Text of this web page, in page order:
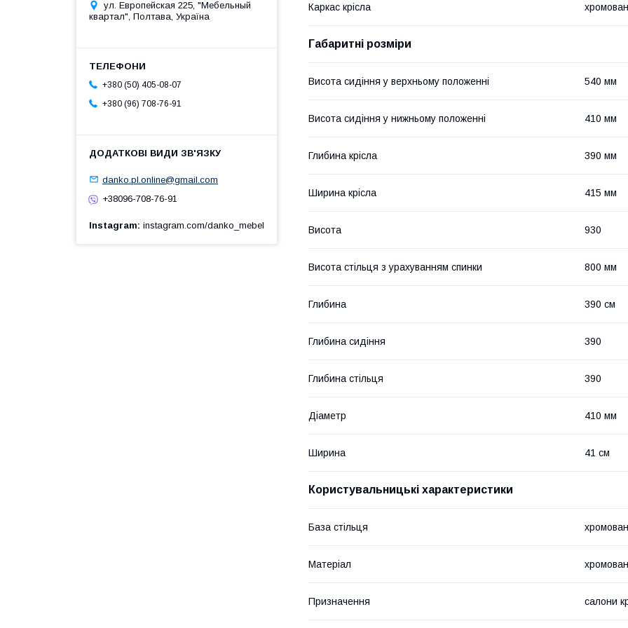
Каркас крісла
Габаритні розміри
Висота сидіння у верхньому положенні 540 мм
Висота сидіння у нижньому положенні 410 мм
Глибина крісла 390 мм
Ширина крісла 415 мм
Висота 930
Висота стільця з урахуванням спинки 800 мм
Глибина 390 см
Глибина сидіння 390
Глибина стільця 390
Діаметр 410 мм
Ширина 41 см
Користувальницькі характеристики
База стільця
Матеріал
Призначення салони
ул. Европейская 225, "Мебельный
квартал", Полтава, Україна
+380 (50) 405-08-07
+380 (96) 708-76-91
danko.pl.online@gmail.com
+38096-708-76-91
Instagram instagram.com/danko_mebel